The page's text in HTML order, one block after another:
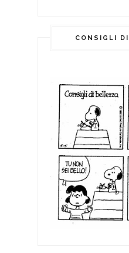
CONSIGLI